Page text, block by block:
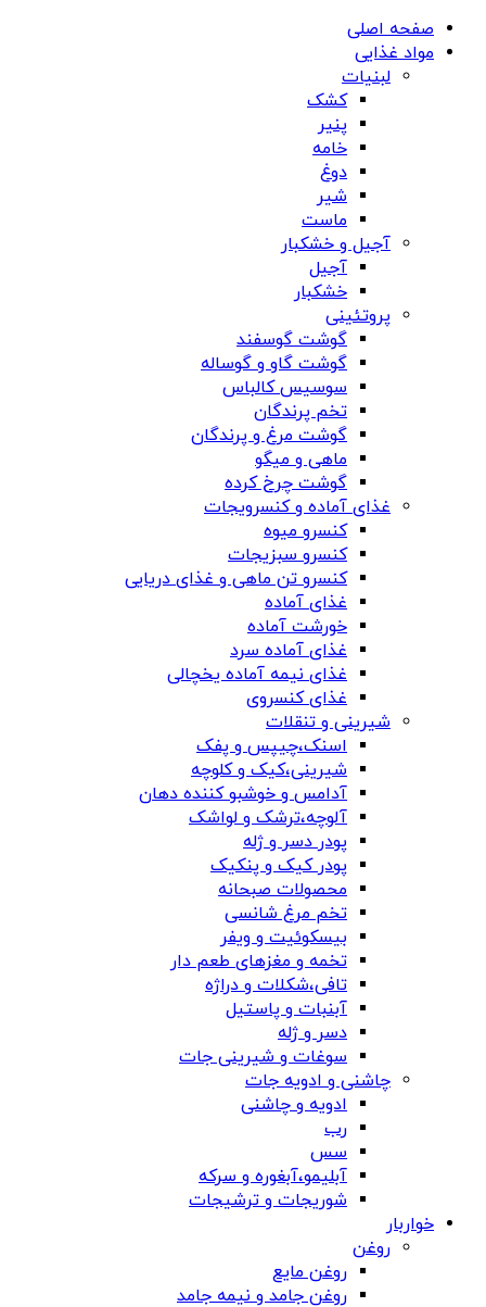
صفحه اصلی
مواد غذایی
لبنیات
کشک
پنیر
خامه
دوغ
شیر
ماست
آجیل و خشکبار
آجیل
خشکبار
پروتئینی
گوشت گوسفند
گوشت گاو و گوساله
سوسیس کالباس
تخم پرندگان
گوشت مرغ و پرندگان
ماهی و میگو
گوشت چرخ کرده
غذای آماده و کنسرویجات
کنسرو میوه
کنسرو سبزیجات
کنسرو تن ماهی و غذای دریایی
غذای آماده
خورشت آماده
غذای آماده سرد
غذای نیمه آماده یخچالی
غذای کنسروی
شیرینی و تنقلات
اسنک،چیپس و پفک
شیرینی،کیک و کلوچه
آدامس و خوشبو کننده دهان
آلوچه،ترشک و لواشک
پودر دسر و ژله
پودر کیک و پنکیک
محصولات صبحانه
تخم مرغ شانسی
بیسکوئیت و ویفر
تخمه و مغزهای طعم دار
تافی،شکلات و دراژه
آبنبات و پاستیل
دسر و ژله
سوغات و شیرینی جات
چاشنی و ادویه جات
ادویه و چاشنی
رب
سس
آبلیمو،آبغوره و سرکه
شوریجات و ترشیجات
خواربار
روغن
روغن مایع
روغن جامد و نیمه جامد